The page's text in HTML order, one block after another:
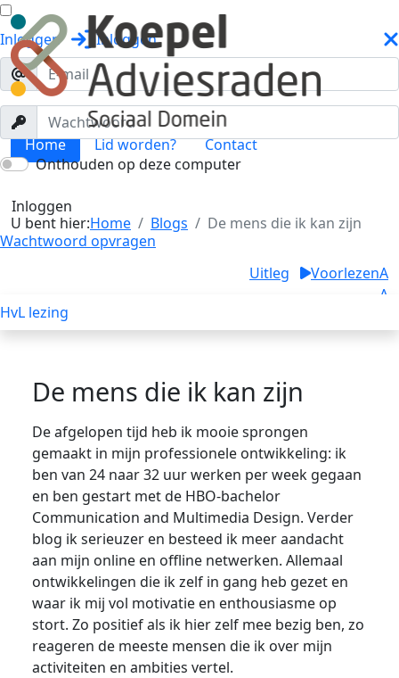
Inloggen Inloggen
Onthouden op deze computer
Inloggen
Wachtwoord opvragen
HvL lezing
Home Lid worden? Contact
U bent hier:Home Blogs De mens die ik kan zijn
Uitleg VoorlezenA
A
De mens die ik kan zijn
De afgelopen tijd heb ik mooie sprongen
gemaakt in mijn professionele ontwikkeling: ik
ben van 24 naar 32 uur werken per week gegaan
en ben gestart met de HBO-bachelor
Communication and Multimedia Design. Verder
blog ik serieuzer en besteed ik meer aandacht
aan mijn online en offline netwerken. Allemaal
ontwikkelingen die ik zelf in gang heb gezet en
waar ik mij vol motivatie en enthousiasme op
stort. Zo positief als ik hier zelf mee bezig ben, zo
reageren de meeste mensen die ik over mijn
activiteiten en ambities vertel.